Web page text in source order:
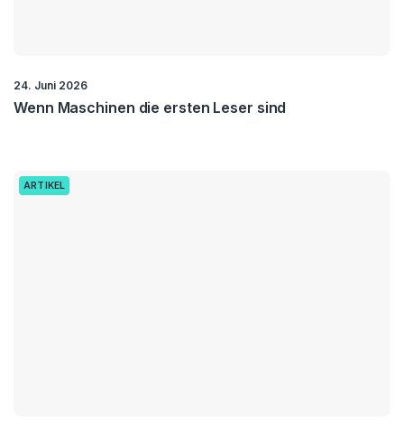
24. Juni 2026
Wenn Maschinen die ersten Leser sind
ARTIKEL